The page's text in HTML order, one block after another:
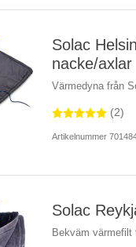
Solac
nacke/axlar
Värmedyna från
(2)
Artikelnummer
Solac
Bekväm värmefilt